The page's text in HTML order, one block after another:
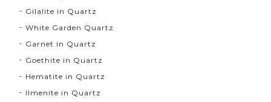
Gilalite in Quartz
White Garden Quartz
Garnet in Quartz
Goethite in Quartz
Hematite in Quartz
Ilmenite in Quartz